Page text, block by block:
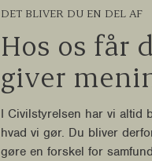
DET BLIVER DU EN DEL AF
Hos os får
giver
I Civilstyrelsen har vi altid
hvad vi gør. Du bliver
gøre en forskel for